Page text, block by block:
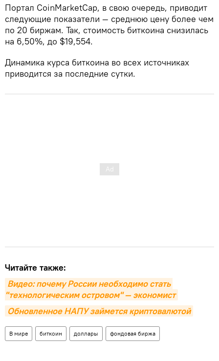
Портал CoinMarketCap, в свою очередь, приводит
следующие показатели — среднюю цену более чем
по 20 биржам. Так, стоимость биткоина снизилась
на 6,50%, до $19,554.
Динамика курса биткоина во всех источниках
приводится за последние сутки.
Читайте также:
Видео: почему России необходимо стать
"технологическим островом" — экономист
Обновленное НАПУ займется криптовалютой
В мире биткоин доллары фондовая биржа